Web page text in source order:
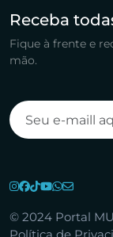
Receba
Fique à frente e
mão.
© 2024 Portal